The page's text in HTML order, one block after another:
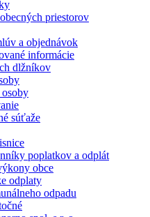
priestorov
a objednávok
informácie
dlžníkov
súťaže
poplatkov a odplát
obce
odplaty
odpadu